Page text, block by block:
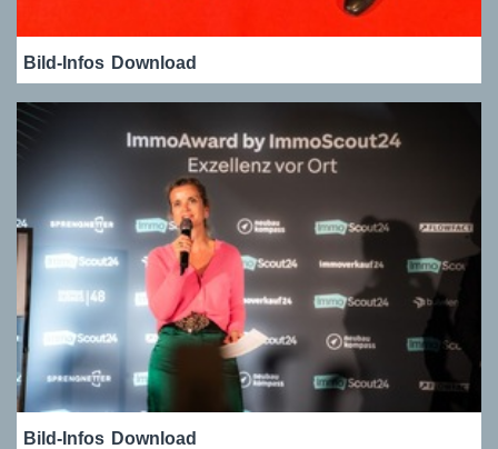
Bild-Infos Download
Bild-Infos Download